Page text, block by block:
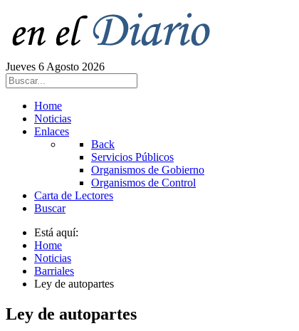
Jueves 6 Agosto 2026
Home
Noticias
Enlaces
Back
Servicios Públicos
Organismos de Gobierno
Organismos de Control
Carta de Lectores
Buscar
Está aquí:
Home
Noticias
Barriales
Ley de autopartes
Ley de autopartes